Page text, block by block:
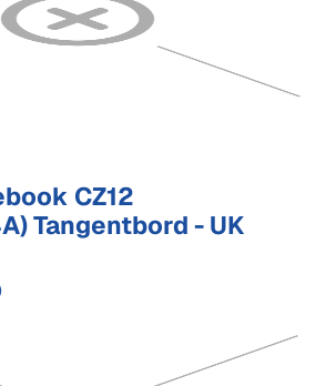
CZ12
Tangentbord - UK